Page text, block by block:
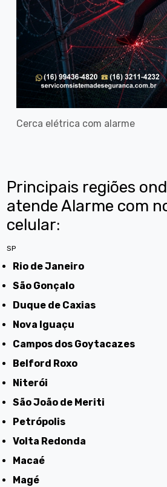
Cerca elétrica com alarme
Principais regiões
atende Alarme com
celular:
SP
Rio de Janeiro
São Gonçalo
Duque de Caxias
Nova Iguaçu
Campos dos Goytacazes
Belford Roxo
Niterói
São João de Meriti
Petrópolis
Volta Redonda
Macaé
Magé